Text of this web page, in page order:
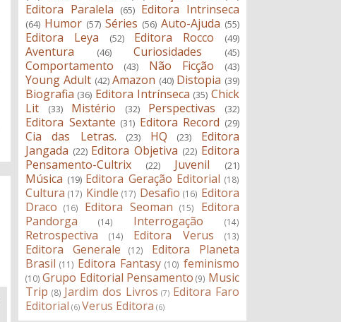
Editora Paralela (65) Editora Intrinseca
(64) Humor (57) Séries (56) Auto-Ajuda (55)
Editora Leya (52) Editora Rocco (49)
Aventura (46) Curiosidades (45)
Comportamento (43) Não Ficção (43)
Young Adult (42) Amazon (40) Distopia (39)
Biografia (36) Editora Intrínseca (35) Chick
Lit
(33) Mistério (32) Perspectivas (32)
Editora Sextante (31) Editora Record (29)
Cia das Letras. (23) HQ (23)
Editora
Jangada (22) Editora Objetiva (22) Editora
Pensamento-Cultrix
(22) Juvenil (21)
Música (19) Editora Geração Editorial (18)
Cultura (17) Kindle (17) Desafio (16) Editora
Draco
(16) Editora Seoman (15)
Editora
Pandorga
(14) Interrogação (14)
Retrospectiva (14) Editora Verus (13)
Editora Generale (12)
Editora Planeta
Brasil (11) Editora Fantasy (10) feminismo
(10) Grupo Editorial Pensamento (9) Music
Trip (8) Jardim dos Livros (7) Editora Faro
Editorial (6) Verus Editora (6)